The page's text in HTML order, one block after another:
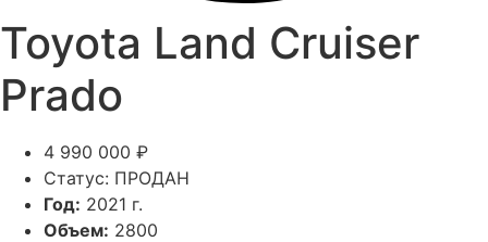
Toyota Land Cruiser
Prado
4 990 000 ₽
Статус: ПРОДАН
Год: 2021 г.
Объем: 2800